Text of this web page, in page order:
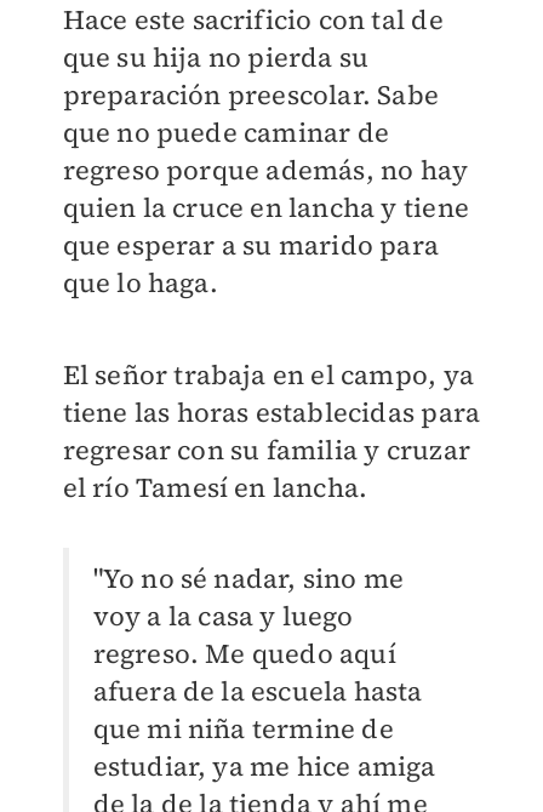
Hace este sacrificio con tal de
que su hija no pierda su
preparación preescolar. Sabe
que no puede caminar de
regreso porque además, no hay
quien la cruce en lancha y tiene
que esperar a su marido para
que lo haga.
El señor trabaja en el campo, ya
tiene las horas establecidas para
regresar con su familia y cruzar
el río Tamesí en lancha.
"Yo no sé nadar, sino me
voy a la casa y luego
regreso. Me quedo aquí
afuera de la escuela hasta
que mi niña termine de
estudiar, ya me hice amiga
de la de la tienda y ahí me